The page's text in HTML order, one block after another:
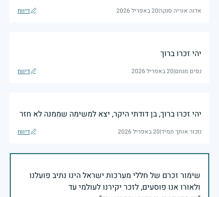
אדוה אוריה סנקר|20 באפריל 2026 דיווח
יהי זכרו ברוך
נסים מנחם|20 באפריל 2026 דיווח
יהי זכרו ברוך, בן דודתי היקר, יצא למשימה שממנה לא חזר
נזכור אותך תמיד|20 באפריל 2026 דיווח
שימור זכרם של חללי מערכות ישראל הינו נתיב פועלנו